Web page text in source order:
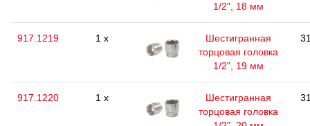
1/2", 18 мм
917.1219 1 x
Шестигранная
торцовая головка
1/2", 19 мм
917.1220 1 x
Шестигранная
торцовая головка